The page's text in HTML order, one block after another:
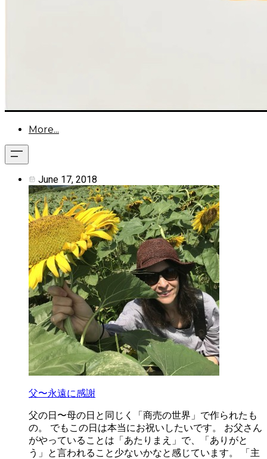
More...
June 17, 2018
父〜永遠に感謝
父の日〜母の日と同じく「商売の世界」で作られたも
の。 でもこの日は本当にお祝いしたいです。 お父さん
がやっていることは「あたりまえ」で、「ありがと
う」と言われること少ないかなと感じています。 「主